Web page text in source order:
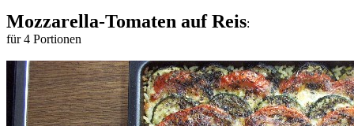
Mozzarella-Tomaten auf Reis:
für 4 Portionen